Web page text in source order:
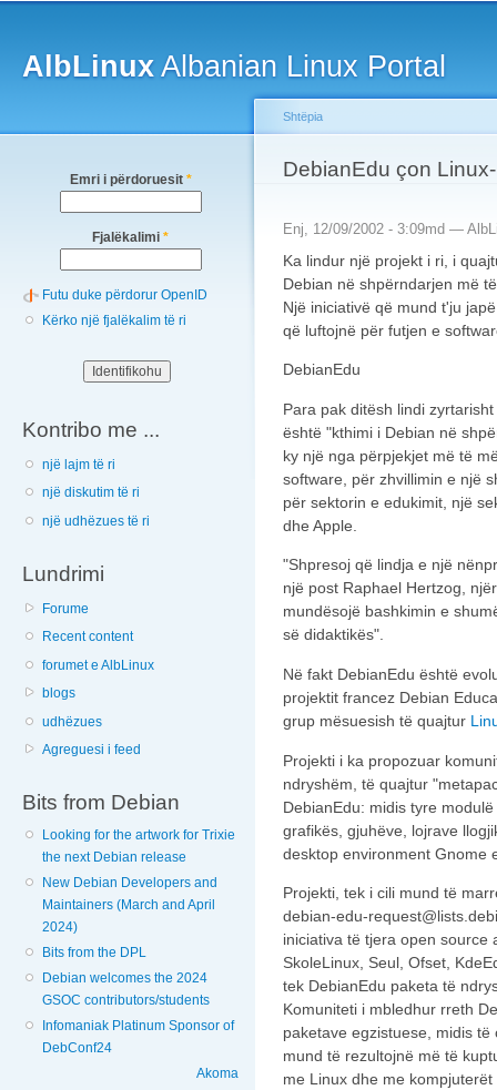
AlbLinuxAlbanian Linux Portal
Emri i përdoruesit *
Fjalëkalimi *
Futu duke përdorur OpenID
Kërko një fjalëkalim të ri
Kontribo me ...
një lajm të ri
një diskutim të ri
një udhëzues të ri
Lundrimi
Forume
Recent content
forumet e AlbLinux
blogs
udhëzues
Agreguesi i feed
Bits from Debian
Looking for the artwork for Trixie
the next Debian release
New Debian Developers and
Maintainers (March and April
2024)
Bits from the DPL
Debian welcomes the 2024
GSOC contributors/students
Infomaniak Platinum Sponsor of
DebConf24
Akoma
You are here
Shtëpia
DebianEdu çon
Enj, 12/09/2002 - 3:09md —
Ka lindur një projekt i ri, i
Debian në shpërndarjen më
Një iniciativë që mund t'ju
që luftojnë për futjen e
DebianEdu
Para pak ditësh lindi zyrtarisht
është "kthimi i Debian në
ky një nga përpjekjet më të
software, për zhvillimin e një
për sektorin e edukimit, një
dhe Apple.
"Shpresoj që lindja e një
një post Raphael Hertzog,
mundësojë bashkimin e
së didaktikës".
Në fakt DebianEdu është
projektit francez Debian
grup mësuesish të quajtur
Projekti i ka propozuar
ndryshëm, të quajtur
DebianEdu: midis tyre
grafikës, gjuhëve, lojrave
desktop environment Gnome
Projekti, tek i cili mund të
debian-edu-
iniciativa të tjera open source
SkoleLinux, Seul, Ofset,
tek DebianEdu paketa të
Komuniteti i mbledhur rreth
paketave egzistuese, midis
mund të rezultojnë më të
me Linux dhe me